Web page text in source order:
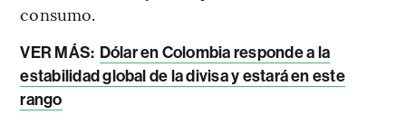
consumo.
VER MÁS: Dólar en Colombia responde a la
estabilidad global de la divisa y estará en este
rango